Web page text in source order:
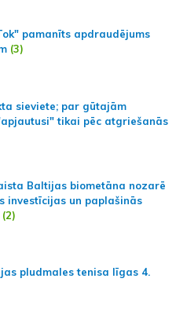
pamanīts apdraudējums
(3)
sieviete; par gūtajām
tikai pēc atgriešanās
Baltijas biometāna nozarē
investīcijas un paplašinās
(2)
pludmales tenisa līgas 4.